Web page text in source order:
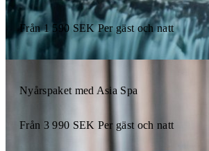
Från 1 590 SEK Per gäst och natt
Nyårspaket med Asia Spa
Från 3 990 SEK Per gäst och natt